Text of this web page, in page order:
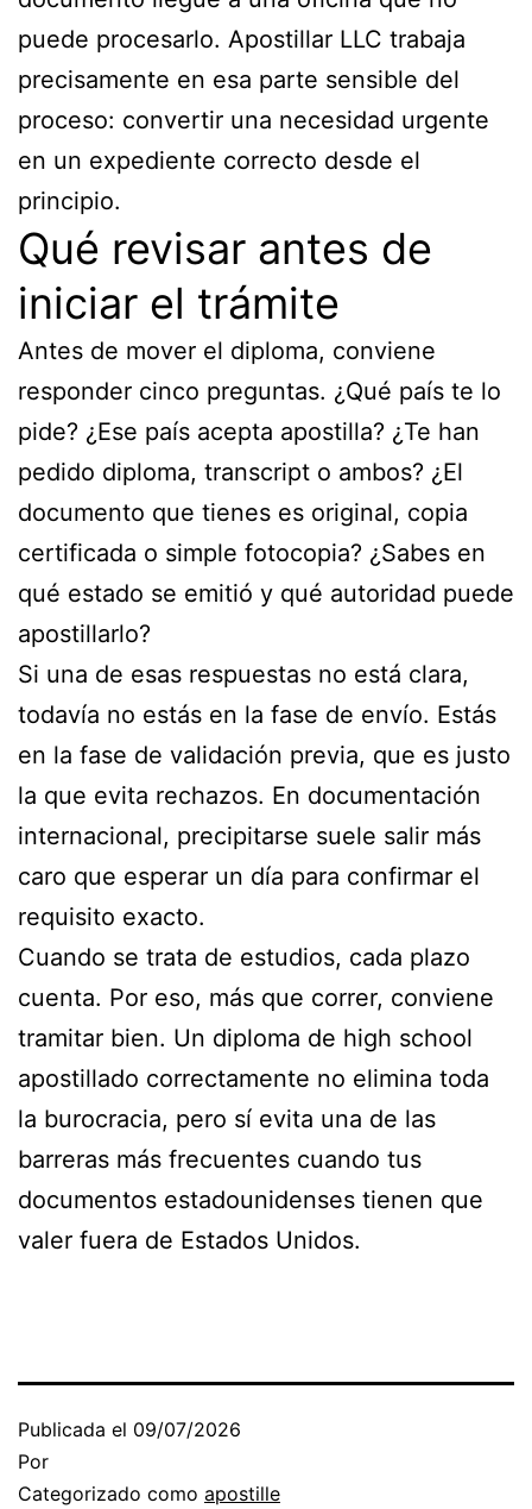
puede procesarlo. Apostillar LLC trabaja
precisamente en esa parte sensible del
proceso: convertir una necesidad urgente
en un expediente correcto desde el
principio.
Qué revisar antes de
iniciar el trámite
Antes de mover el diploma, conviene
responder cinco preguntas. ¿Qué país te lo
pide? ¿Ese país acepta apostilla? ¿Te han
pedido diploma, transcript o ambos? ¿El
documento que tienes es original, copia
certificada o simple fotocopia? ¿Sabes en
qué estado se emitió y qué autoridad puede
apostillarlo?
Si una de esas respuestas no está clara,
todavía no estás en la fase de envío. Estás
en la fase de validación previa, que es justo
la que evita rechazos. En documentación
internacional, precipitarse suele salir más
caro que esperar un día para confirmar el
requisito exacto.
Cuando se trata de estudios, cada plazo
cuenta. Por eso, más que correr, conviene
tramitar bien. Un diploma de high school
apostillado correctamente no elimina toda
la burocracia, pero sí evita una de las
barreras más frecuentes cuando tus
documentos estadounidenses tienen que
valer fuera de Estados Unidos.
Publicada el 09/07/2026
Por
Categorizado como apostille